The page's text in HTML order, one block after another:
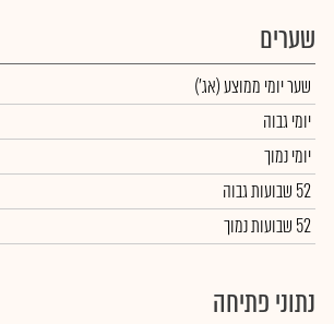
שערים
שער יומי ממוצע(אג')
יומי גבוה
יומי נמוך
52 שבועות גבוה
52 שבועות נמוך
נתוני פתיחה